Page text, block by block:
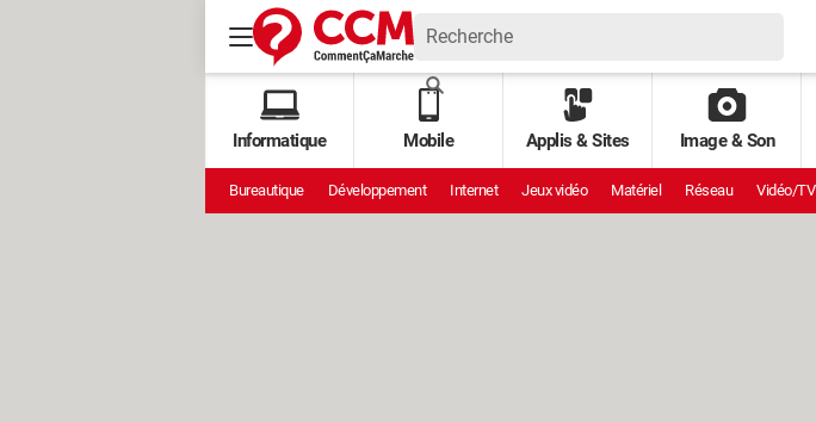
Informatique Mobile Applis & Sites Image & Son
Bureautique Développement Internet Jeux vidéo Matériel Réseau Vidéo/TV